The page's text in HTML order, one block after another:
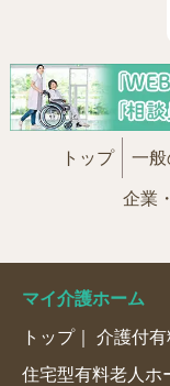
トップ 一般
企業
マイ介護ホーム
トップ 介護付
住宅型有料老人ホ